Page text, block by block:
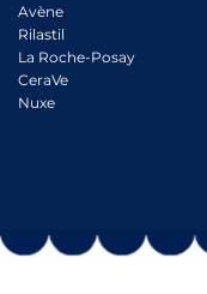
Avène
Rilastil
La Roche-Posay
CeraVe
Nuxe